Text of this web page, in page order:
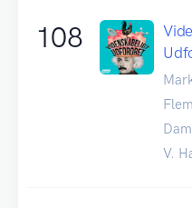
108
V.